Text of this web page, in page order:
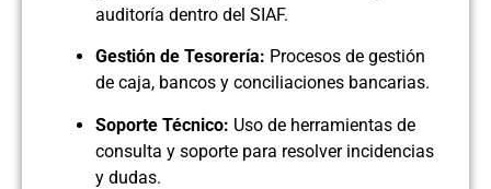
auditoría dentro del SIAF.
Gestión de Tesorería: Procesos de gestión
de caja, bancos y conciliaciones bancarias.
Soporte Técnico: Uso de herramientas de
consulta y soporte para resolver incidencias
y dudas.